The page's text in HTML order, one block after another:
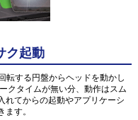
ク起動
転する円盤からヘッドを動かし
クタイムが無い分、動作はスム
れてからの起動やアプリケーシ
す。